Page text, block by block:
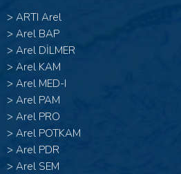
> ARTI Arel
> Arel BAP
> Arel DİLMER
> Arel KAM
> Arel MED-I
> Arel PAM
> Arel PRO
> Arel POTKAM
> Arel PDR
> Arel SEM